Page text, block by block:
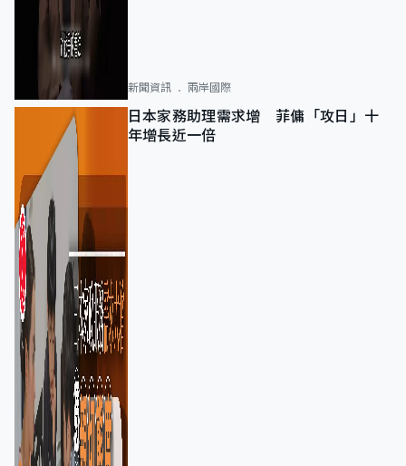
新聞資訊 兩岸國際
日本家務助理需求增 菲傭「攻日」十
年增長近一倍